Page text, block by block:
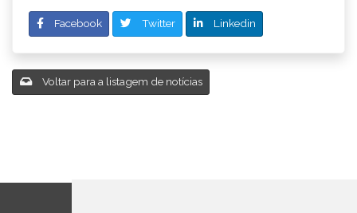
Facebook Twitter Linkedin
Voltar para a listagem de notícias